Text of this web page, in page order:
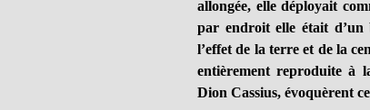
allongée, elle déployait
par endroit elle était d’un
l’effet de la terre et de la
entièrement reproduite à
Dion Cassius, évoquèrent